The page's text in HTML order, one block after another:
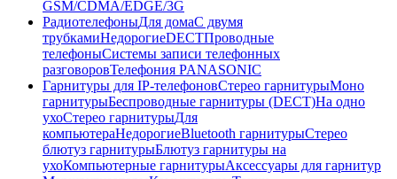
GSM/CDMA/EDGE/3G
РадиотелефоныДля домаС двумя
трубкамиНедорогиеDECTПроводные
телефоныСистемы записи телефонных
разговоровТелефония PANASONIC
Гарнитуры для IP-телефоновСтерео гарнитурыМоно
гарнитурыБеспроводные гарнитуры (DECT)На одно
ухоСтерео гарнитурыДля
компьютераНедорогиеBluetooth гарнитурыСтерео
блютуз гарнитурыБлютуз гарнитуры на
ухоКомпьютерные гарнитурыАксессуары для гарнитур